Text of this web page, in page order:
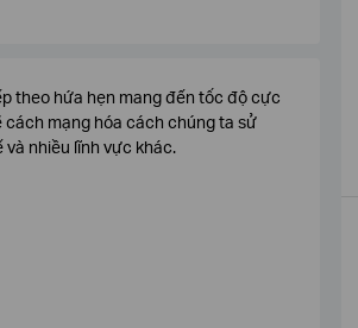
theo hứa hẹn mang đến tốc độ cực
cách mạng hóa cách chúng ta sử
và nhiều lĩnh vực khác.